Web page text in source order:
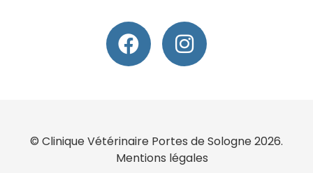
© Clinique Vétérinaire Portes de Sologne 2026.
Mentions légales